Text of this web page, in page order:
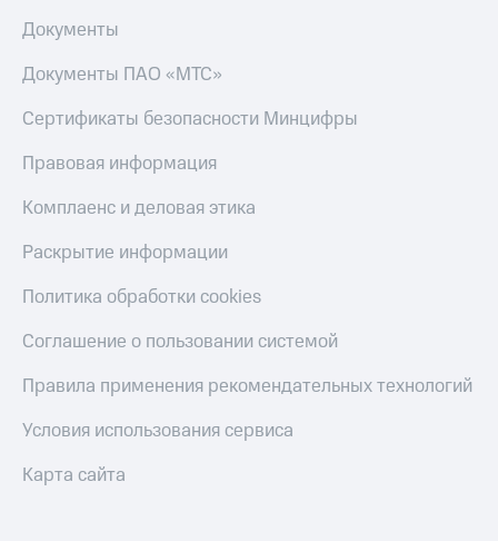
Документы
Документы ПАО «МТС»
Сертификаты безопасности Минцифры
Правовая информация
Комплаенс и деловая этика
Раскрытие информации
Политика обработки cookies
Соглашение о пользовании системой
Правила применения рекомендательных технологий
Условия использования сервиса
Карта сайта